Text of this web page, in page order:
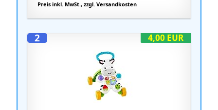
Preis inkl. MwSt., zzgl. Versandkosten
4,00 EUR
2